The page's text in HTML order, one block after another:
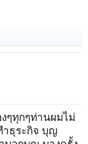
ๆทุกๆท่านผมไม่
ำธุระกิจ บุญ